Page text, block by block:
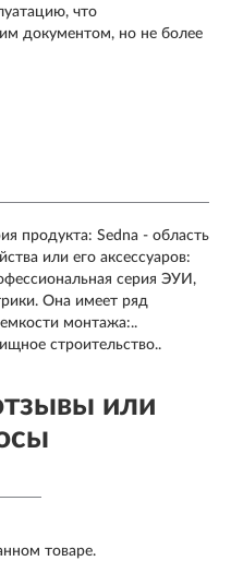
что
документом, но не более
продукта: Sedna - область
или его аксессуаров:
серия ЭУИ,
Она имеет ряд
монтажа:..
строительство..
или
товаре.